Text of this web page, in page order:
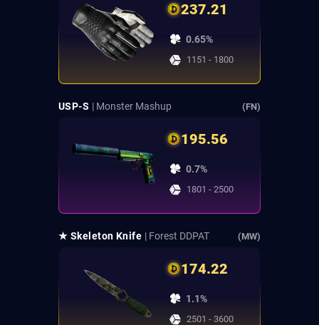
237.21
0.65%
1151 - 1800
USP-S | Monster Mashup (FN)
195.56
0.7%
1801 - 2500
★ Skeleton Knife | Forest DDPAT (MW)
174.22
1.1%
2501 - 3600